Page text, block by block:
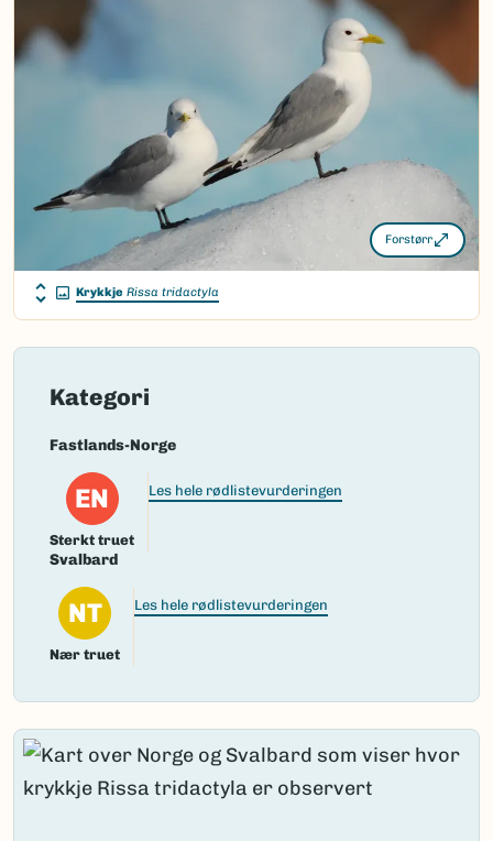
Nynorsk:krykkje
Nordsamisk/Davvisámegiella:
skierru
Vitenskapelig navn ID:
203546
Gå til Nortaxa for flere detaljer
(Ekstern lenke)
Forstørr
Krykkje Rissa tridactyla
Kategori
Fastlands-Norge
EN
Sterkt truet
Les hele rødlistevurderingen
Svalbard
NT
Nær truet
Les hele rødlistevurderingen